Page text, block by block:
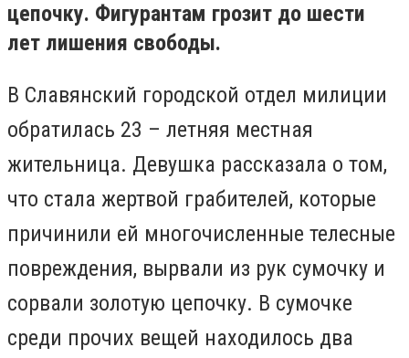
цепочку. Фигурантам грозит до шести
лет лишения свободы.
В Славянский городской отдел милиции
обратилась 23 – летняя местная
жительница. Девушка рассказала о том,
что стала жертвой грабителей, которые
причинили ей многочисленные телесные
повреждения, вырвали из рук сумочку и
сорвали золотую цепочку. В сумочке
среди прочих вещей находилось два